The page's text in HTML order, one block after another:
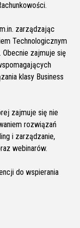
zarządzając
Technologicznym
Obecnie zajmuje się
klasy Business
zajmuje się nie
rozwiązań
i zarządzanie,
webinarów.
do wspierania